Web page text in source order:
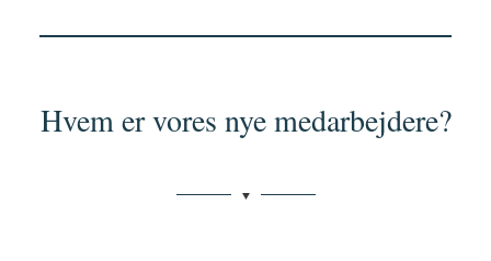
Hvem er vores nye medarbejdere?